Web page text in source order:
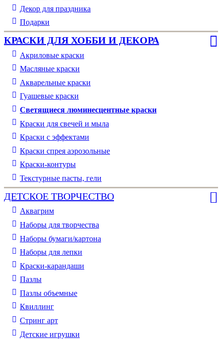
Декор для праздника
Подарки
КРАСКИ ДЛЯ ХОББИ И ДЕКОРА
Акриловые краски
Масляные краски
Акварельные краски
Гуашевые краски
Светящиеся люминесцентные краски
Краски для свечей и мыла
Краски с эффектами
Краски спрея аэрозольные
Краски-контуры
Текстурные пасты, гели
ДЕТСКОЕ ТВОРЧЕСТВО
Аквагрим
Наборы для творчества
Наборы бумаги/картона
Наборы для лепки
Краски-карандаши
Пазлы
Пазлы объемные
Квиллинг
Стринг арт
Детские игрушки